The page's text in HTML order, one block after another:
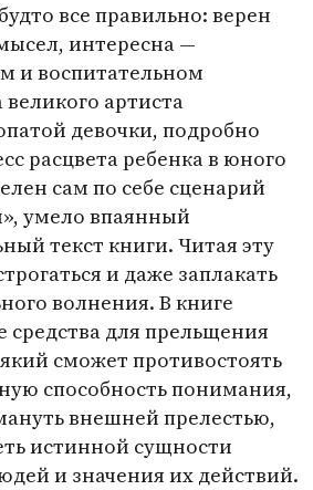
все правильно: верен
интересна —
и воспитательном
артиста
девочки, подробно
расцвета ребенка в юного
сам по себе сценарий
умело впаянный
текст книги. Читая эту
и даже заплакать
волнения. В книге
для прельщения
сможет противостоять
способность понимания,
внешней прелестью,
истинной сущности
и значения их действий.